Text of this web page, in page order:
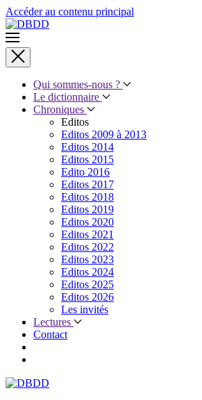
Accéder au contenu principal
Qui sommes-nous ?
Le dictionnaire
Chroniques
Editos
Editos 2009 à 2013
Editos 2014
Editos 2015
Edito 2016
Editos 2017
Editos 2018
Editos 2019
Editos 2020
Editos 2021
Editos 2022
Editos 2023
Editos 2024
Editos 2025
Editos 2026
Les invités
Lectures
Contact